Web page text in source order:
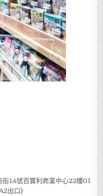
1A號百寶利商業中心22樓01
出口)